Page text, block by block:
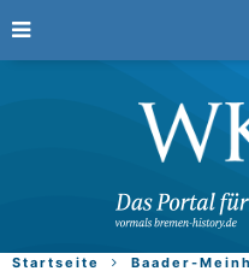
Startseite Baader-